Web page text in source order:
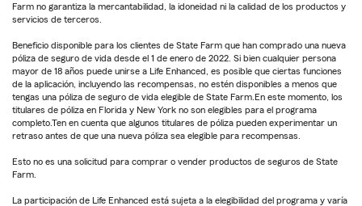
Farm no garantiza la mercantabilidad, la idoneidad ni la calidad de los productos y
servicios de terceros.
Beneficio disponible para los clientes de State Farm que han comprado una nueva
póliza de seguro de vida desde el 1 de enero de 2022. Si bien cualquier persona
mayor de 18 años puede unirse a Life Enhanced, es posible que ciertas funciones
de la aplicación, incluyendo las recompensas, no estén disponibles a menos que
tengas una póliza de seguro de vida elegible de State Farm.En este momento, los
titulares de póliza en Florida y New York no son elegibles para el programa
completo.Ten en cuenta que algunos titulares de póliza pueden experimentar un
retraso antes de que una nueva póliza sea elegible para recompensas.
Esto no es una solicitud para comprar o vender productos de seguros de State
Farm.
La participación de Life Enhanced está sujeta a la elegibilidad del programa y varía